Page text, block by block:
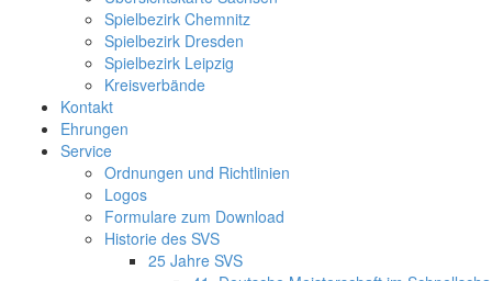
Spielbezirk Chemnitz
Spielbezirk Dresden
Spielbezirk Leipzig
Kreisverbände
Kontakt
Ehrungen
Service
Ordnungen und Richtlinien
Logos
Formulare zum Download
Historie des SVS
25 Jahre SVS